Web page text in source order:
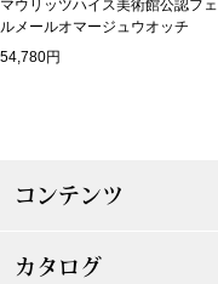
マウリッツハイス美術館公認フェ
ルメールオマージュウオッチ
54,780円
コンテンツ
カタログ